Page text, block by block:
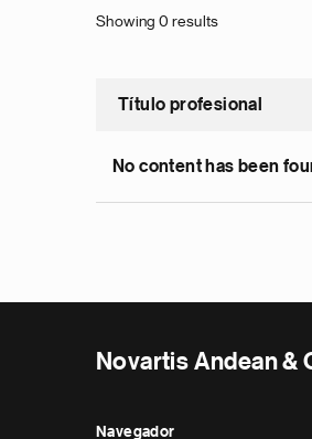
Showing 0 results
Título profesional
No content has been
Novartis Andean &
Navegador